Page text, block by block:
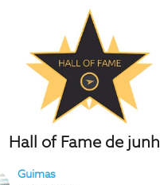
Hall of Fame de
Guimas